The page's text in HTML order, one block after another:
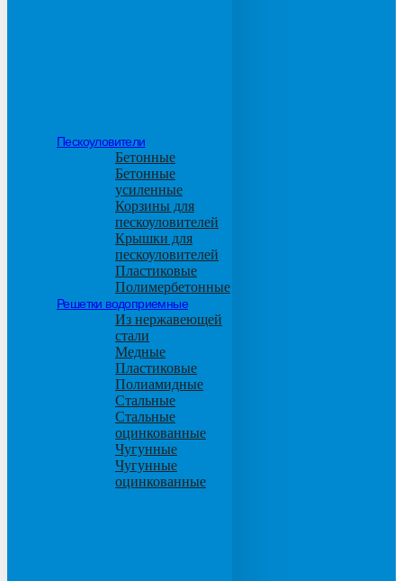
Пескоуловители
Бетонные
Бетонные
усиленные
Корзины для
пескоуловителей
Крышки для
пескоуловителей
Пластиковые
Полимербетонные
Решетки водоприемные
Из нержавеющей
стали
Медные
Пластиковые
Полиамидные
Стальные
Стальные
оцинкованные
Чугунные
Чугунные
оцинкованные